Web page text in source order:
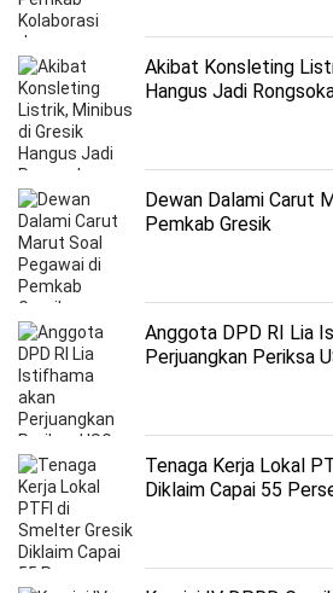
Akibat Konsleting
Hangus Jadi
Dewan Dalami Carut
Pemkab Gresik
Anggota DPD RI Lia
Perjuangkan Periksa
Tenaga Kerja Lokal
Diklaim Capai 55